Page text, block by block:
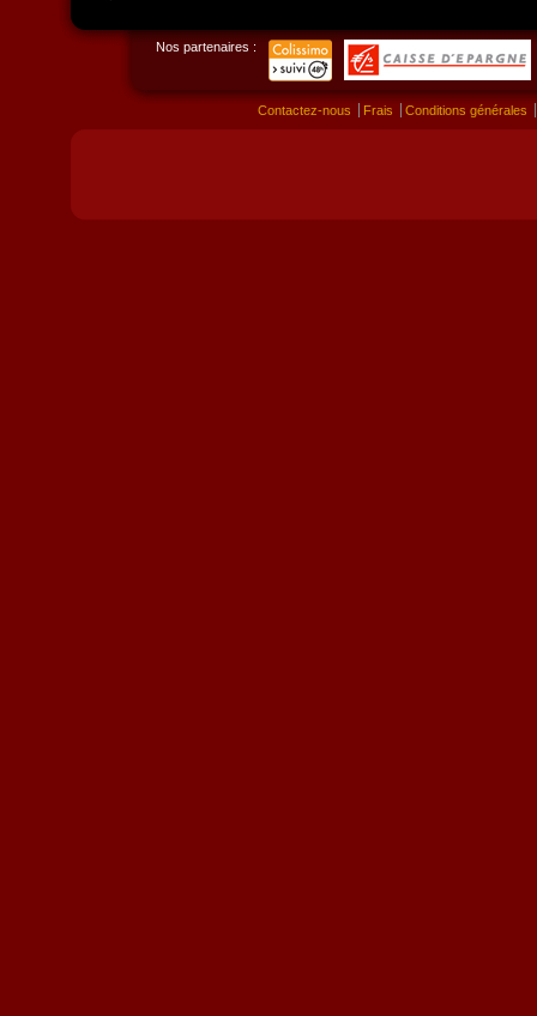
Nos partenaires :
Contactez-nous Frais Conditions générales